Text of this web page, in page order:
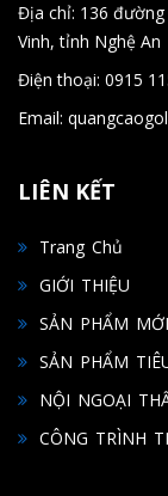
Địa chỉ: 136
Vinh, tỉnh Nghệ An
Điện thoại: 0915
Email:
LIÊN KẾT
Trang Chủ
GIỚI THIỆU
SẢN PHẨM MỚI
SẢN PHẨM
NỘI NGOẠI
CÔNG TRÌNH